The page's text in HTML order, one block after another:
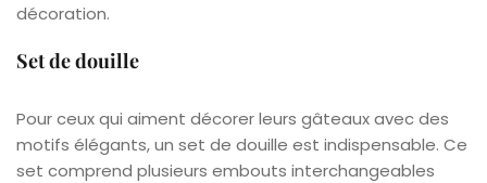
décoration.
Set de douille
Pour ceux qui aiment décorer leurs gâteaux avec des
motifs élégants, un set de douille est indispensable. Ce
set comprend plusieurs embouts interchangeables